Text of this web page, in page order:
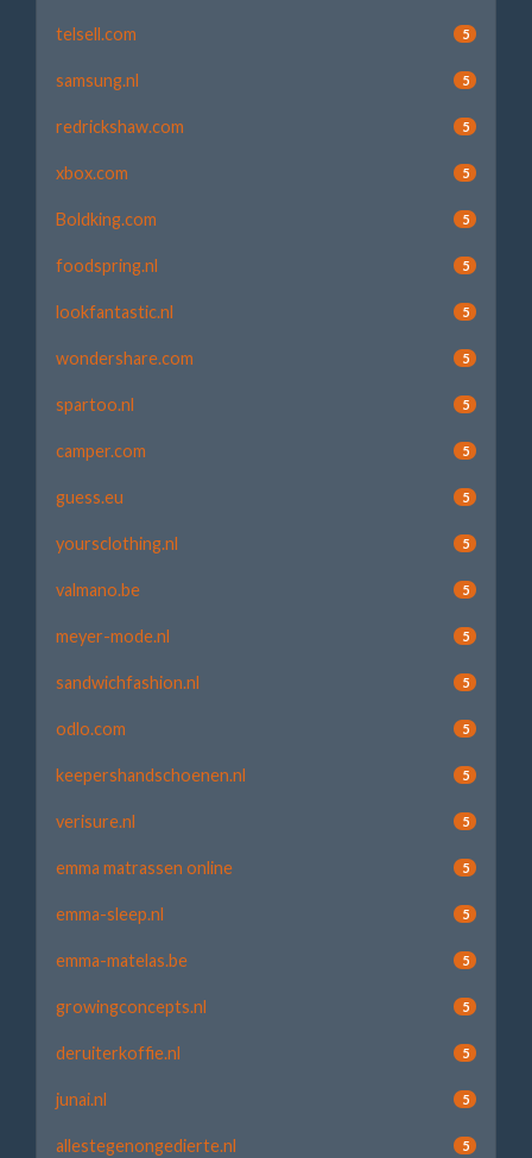
telsell.com 5
samsung.nl 5
redrickshaw.com 5
xbox.com 5
Boldking.com 5
foodspring.nl 5
lookfantastic.nl 5
wondershare.com 5
spartoo.nl 5
camper.com 5
guess.eu 5
yoursclothing.nl 5
valmano.be 5
meyer-mode.nl 5
sandwichfashion.nl 5
odlo.com 5
keepershandschoenen.nl 5
verisure.nl 5
emma matrassen online 5
emma-sleep.nl 5
emma-matelas.be 5
growingconcepts.nl 5
deruiterkoffie.nl 5
junai.nl 5
allestegenongedierte.nl 5